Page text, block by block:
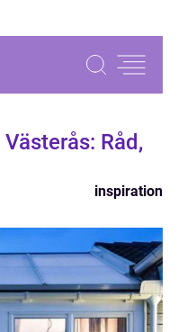
Råd,
inspiration